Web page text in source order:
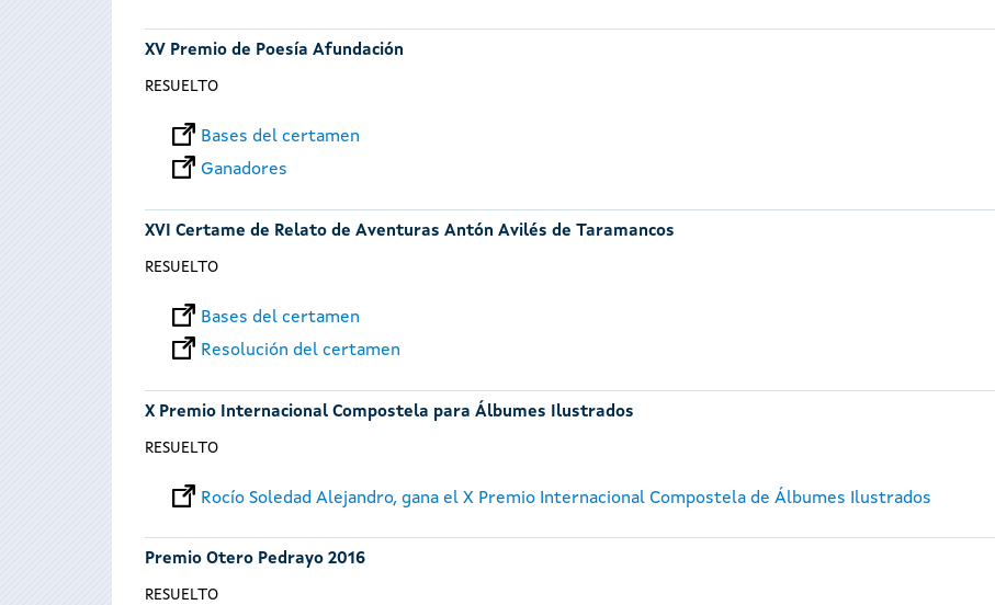
XV Premio de Poesía Afundación
RESUELTO
Bases del certamen
Ganadores
XVI Certame de Relato de Aventuras Antón Avilés de Taramancos
RESUELTO
Bases del certamen
Resolución del certamen
X Premio Internacional Compostela para Álbumes Ilustrados
RESUELTO
Rocío Soledad Alejandro, gana el X Premio Internacional Compostela de Álbumes Ilustrados
Premio Otero Pedrayo 2016
RESUELTO